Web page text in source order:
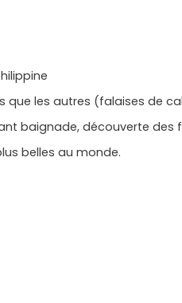
les autres (falaises de
baignade, découverte des
belles au monde.